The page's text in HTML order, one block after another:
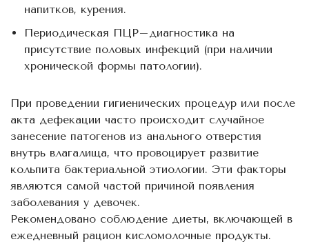
напитков, курения.
Периодическая ПЦР–диагностика на
присутствие половых инфекций (при наличии
хронической формы патологии).
При проведении гигиенических процедур или после
акта дефекации часто происходит случайное
занесение патогенов из анального отверстия
внутрь влагалища, что провоцирует развитие
кольпита бактериальной этиологии. Эти факторы
являются самой частой причиной появления
заболевания у девочек.
Рекомендовано соблюдение диеты, включающей в
ежедневный рацион кисломолочные продукты.